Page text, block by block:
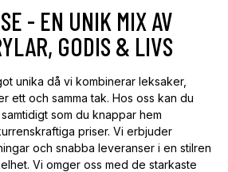
- EN UNIK MIX AV
GODIS & LIVS
unika då vi kombinerar leksaker,
ett och samma tak. Hos oss kan du
som du knappar hem
priser. Vi erbjuder
och snabba leveranser i en stilren
Vi omger oss med de starkaste